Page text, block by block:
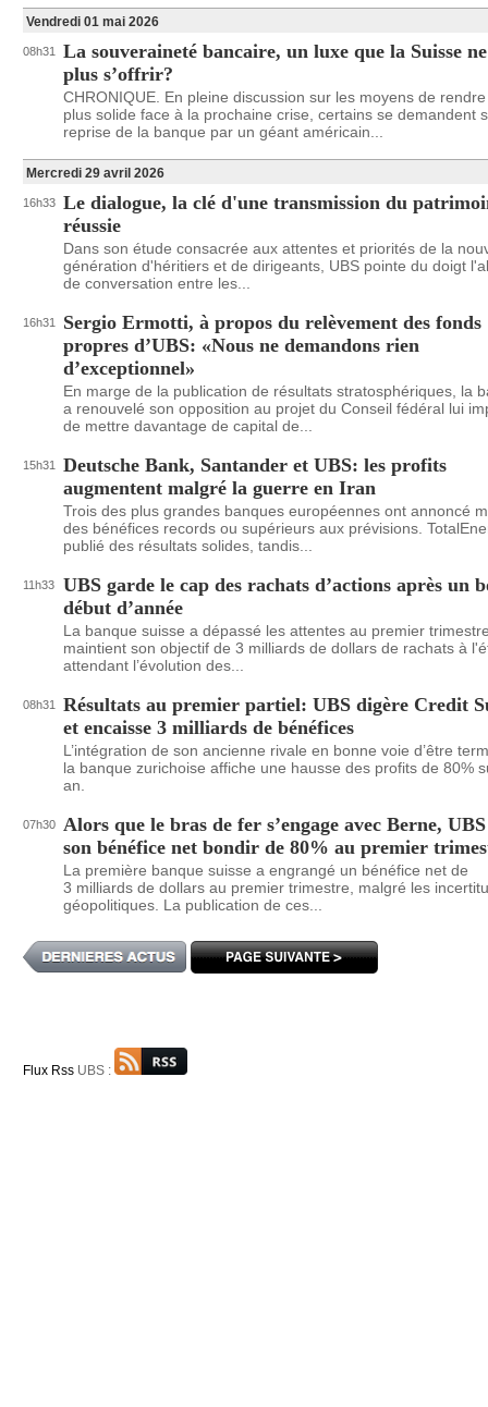
Vendredi 01 mai 2026
08h31
La souveraineté bancaire, un luxe que la Suisse
plus s’offrir?
CHRONIQUE. En pleine discussion sur les moyens de rendre
plus solide face à la prochaine crise, certains se demandent
reprise de la banque par un géant américain...
Mercredi 29 avril 2026
16h33 Le dialogue, la clé d'une transmission du
réussie
Dans son étude consacrée aux attentes et priorités de la
génération d'héritiers et de dirigeants, UBS pointe du doigt
de conversation entre les...
16h31
Sergio Ermotti, à propos du relèvement des fonds
propres d’UBS: «Nous ne demandons rien
d’exceptionnel»
En marge de la publication de résultats stratosphériques, la
a renouvelé son opposition au projet du Conseil fédéral lui
de mettre davantage de capital de...
15h31
Deutsche Bank, Santander et UBS: les profits
augmentent malgré la guerre en Iran
Trois des plus grandes banques européennes ont annoncé
des bénéfices records ou supérieurs aux prévisions.
publié des résultats solides, tandis...
11h33
UBS garde le cap des rachats d’actions après un
début d’année
La banque suisse a dépassé les attentes au premier
maintient son objectif de 3 milliards de dollars de rachats à
attendant l’évolution des...
08h31
Résultats au premier partiel: UBS digère Credit
et encaisse 3 milliards de bénéfices
L’intégration de son ancienne rivale en bonne voie d’être
la banque zurichoise affiche une hausse des profits de 80%
an.
07h30 Alors que le bras de fer s’engage avec Berne,
son bénéfice net bondir de 80% au premier
La première banque suisse a engrangé un bénéfice net de
3 milliards de dollars au premier trimestre, malgré les
géopolitiques. La publication de ces...
Flux Rss UBS :